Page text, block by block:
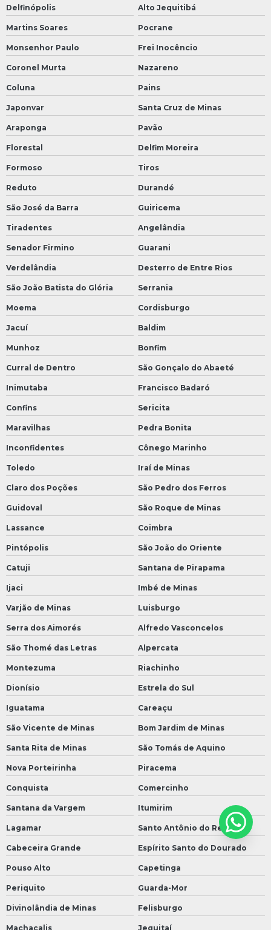
Delfinópolis Alto Jequitibá
Martins Soares Pocrane
Monsenhor Paulo Frei Inocêncio
Coronel Murta Nazareno
Coluna Pains
Japonvar Santa Cruz de Minas
Araponga Pavão
Florestal Delfim Moreira
Formoso Tiros
Reduto Durandé
São José da Barra Guiricema
Tiradentes Angelândia
Senador Firmino Guarani
Verdelândia Desterro de Entre Rios
São João Batista do Glória Serrania
Moema Cordisburgo
Jacuí Baldim
Munhoz Bonfim
Curral de Dentro São Gonçalo do Abaeté
Inimutaba Francisco Badaró
Confins Sericita
Maravilhas Pedra Bonita
Inconfidentes Cônego Marinho
Toledo Iraí de Minas
Claro dos Poções São Pedro dos Ferros
Guidoval São Roque de Minas
Lassance Coimbra
Pintópolis São João do Oriente
Catuji Santana de Pirapama
Ijaci Imbé de Minas
Varjão de Minas Luisburgo
Serra dos Aimorés Alfredo Vasconcelos
São Thomé das Letras Alpercata
Montezuma Riachinho
Dionísio Estrela do Sul
Iguatama Careaçu
São Vicente de Minas Bom Jardim de Minas
Santa Rita de Minas São Tomás de Aquino
Nova Porteirinha Piracema
Conquista Comercinho
Santana da Vargem Itumirim
Lagamar Santo Antônio do Retiro
Cabeceira Grande Espírito Santo do Dourado
Pouso Alto Capetinga
Periquito Guarda-Mor
Divinolândia de Minas Felisburgo
Machacalis Jequitaí